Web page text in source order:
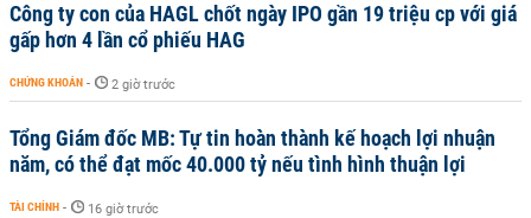
Công ty con của HAGL chốt ngày IPO gần 19 triệu cp với giá
gấp hơn 4 lần cổ phiếu HAG
CHỨNG KHOÁN - 2 giờ trước
Tổng Giám đốc MB: Tự tin hoàn thành kế hoạch lợi nhuận
năm, có thể đạt mốc 40.000 tỷ nếu tình hình thuận lợi
TÀI CHÍNH - 16 giờ trước